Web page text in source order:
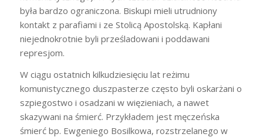
była bardzo ograniczona. Biskupi mieli utrudniony
kontakt z parafiami i ze Stolicą Apostolską. Kapłani
niejednokrotnie byli prześladowani i poddawani
represjom.
W ciągu ostatnich kilkudziesięciu lat reżimu
komunistycznego duszpasterze często byli oskarżani o
szpiegostwo i osadzani w więzieniach, a nawet
skazywani na śmierć. Przykładem jest męczeńska
śmierć bp. Ewgeniego Bosilkowa, rozstrzelanego w